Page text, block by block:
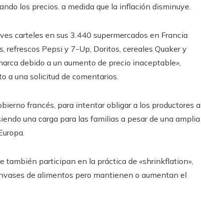
los precios. a medida que la inflación disminuye.
carteles en sus 3.440 supermercados en Francia
Pepsi y 7-Up, Doritos, cereales Quaker y
debido a un aumento de precio inaceptable»,
a una solicitud de comentarios.
francés, para intentar obligar a los productores a
una carga para las familias a pesar de una amplia
también participan en la práctica de «shrinkflation»,
de alimentos pero mantienen o aumentan el